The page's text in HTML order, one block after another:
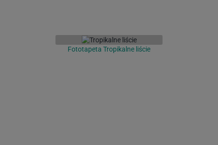
Fototapeta Tropikalne liście